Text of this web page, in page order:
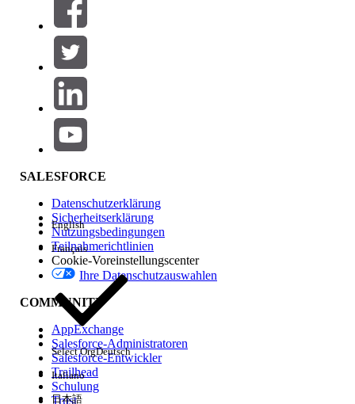
Filter (0)
FILTER AUSWÄHLEN
Produktbereich
Auswirkungen auf Funktionen
Edition
Erfahrung
SALESFORCE
Datenschutzerklärung
Sicherheitserklärung
Nutzungsbedingungen
Teilnahmerichtlinien
Cookie-Voreinstellungscenter
Ihre Datenschutzauswahlen
COMMUNITY
AppExchange
Salesforce-Administratoren
Salesforce-Entwickler
Trailhead
Schulung
Trust
English
Français
Select OrgDeutsch
Italiano
日本語